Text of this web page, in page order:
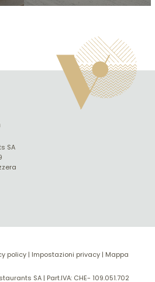
SA
policy | Impostazioni privacy | Mappa
SA | Part.IVA: CHE- 109.051.702